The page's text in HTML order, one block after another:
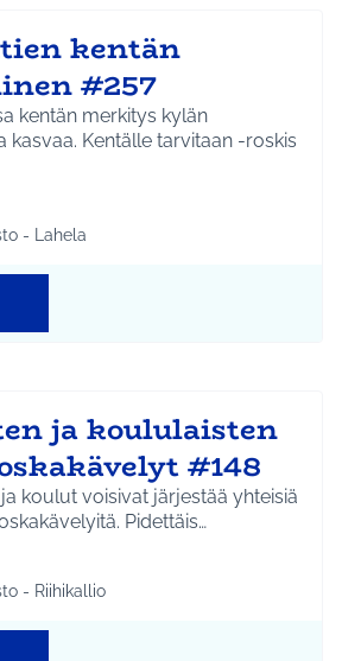
kentän
#257
kentän merkitys kylän
kasvaa. Kentälle tarvitaan -roskis
mukaan: Kehittämisverkosto - Lahela
- Lahela
ja koululaisten
#148
koulut voisivat järjestää yhteisiä
Pidettäis…
mukaan: Kehittämisverkosto -
- Riihikallio